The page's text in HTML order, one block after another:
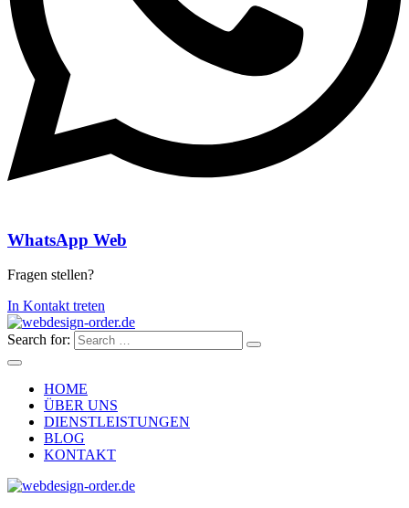
WhatsApp Web
Fragen stellen?
In Kontakt treten
Search for:
HOME
ÜBER UNS
DIENSTLEISTUNGEN
BLOG
KONTAKT